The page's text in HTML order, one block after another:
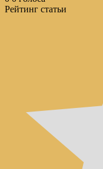
Рейтинг статьи